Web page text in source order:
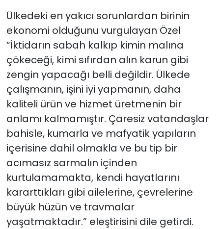
Ülkedeki en yakıcı sorunlardan birinin
ekonomi olduğunu vurgulayan Özel
“İktidarın sabah kalkıp kimin malına
çökeceği, kimi sıfırdan alın karun gibi
zengin yapacağı belli değildir. Ülkede
çalışmanın, işini iyi yapmanın, daha
kaliteli ürün ve hizmet üretmenin bir
anlamı kalmamıştır. Çaresiz vatandaşlar
bahisle, kumarla ve mafyatik yapıların
içerisine dahil olmakla ve bu tip bir
acımasız sarmalın içinden
kurtulamamakta, kendi hayatlarını
kararttıkları gibi ailelerine, çevrelerine
büyük hüzün ve travmalar
yaşatmaktadır.” eleştirisini dile getirdi.